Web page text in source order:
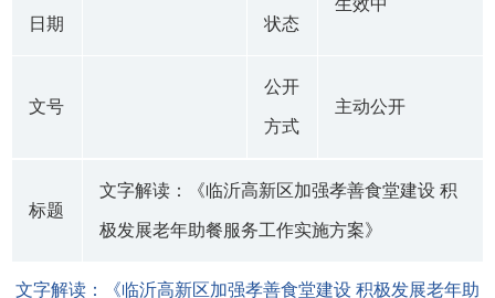
日期 状态
生效中
文号
公开
方式
主动公开
标题
文字解读：《临沂高新区加强孝善食堂建设 积
极发展老年助餐服务工作实施方案》
文字解读：《临沂高新区加强孝善食堂建设 积极发展老年助